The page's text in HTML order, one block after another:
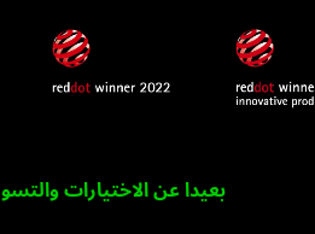
بعيدا عن الاختيارات